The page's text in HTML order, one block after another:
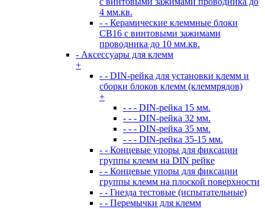
4 мм.кв.
- - Керамические клеммные блоки
CB16 с винтовыми зажимами
проводника до 10 мм.кв.
- Аксессуары для клемм
+
- - DIN-рейка для установки клемм и
сборки блоков клемм (клеммрядов)
+
- - - DIN-рейка 15 мм.
- - - DIN-рейка 32 мм.
- - - DIN-рейка 35 мм.
- - - DIN-рейка 35-15 мм.
- - Концевые упоры для фиксации
группы клемм на DIN рейке
- - Концевые упоры для фиксации
группы клемм на плоской поверхности
- - Гнезда тестовые (испытательные)
- - Перемычки для клемм